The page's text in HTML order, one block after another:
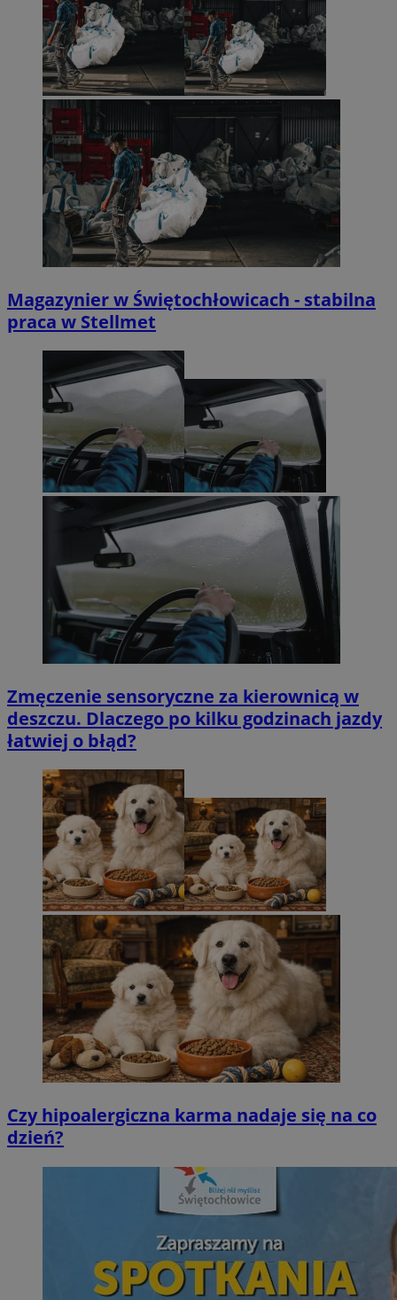
Magazynier w Świętochłowicach - stabilna
praca w Stellmet
Zmęczenie sensoryczne za kierownicą w
deszczu. Dlaczego po kilku godzinach jazdy
łatwiej o błąd?
Czy hipoalergiczna karma nadaje się na co
dzień?